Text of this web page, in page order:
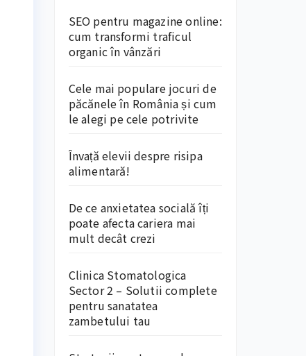
SEO pentru magazine online:
cum transformi traficul
organic în vânzări
Cele mai populare jocuri de
păcănele în România și cum
le alegi pe cele potrivite
Învață elevii despre risipa
alimentară!
De ce anxietatea socială îți
poate afecta cariera mai
mult decât crezi
Clinica Stomatologica
Sector 2 – Solutii complete
pentru sanatatea
zambetului tau